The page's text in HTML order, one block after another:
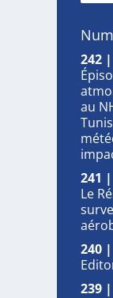
242
au
241
Le
240
239